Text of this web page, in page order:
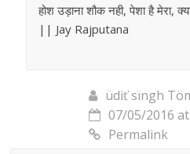
होश उड़ाना शौक नही, पेशा है मेरा,
|| Jay Rajputana
üdiť sïngh
07/05/2016
Permalink